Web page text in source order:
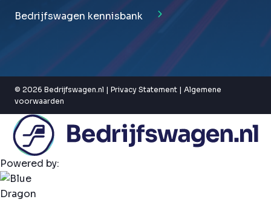
Bedrijfswagen kennisbank
© 2026 Bedrijfswagen.nl | Privacy Statement | Algemene
voorwaarden
Powered by: